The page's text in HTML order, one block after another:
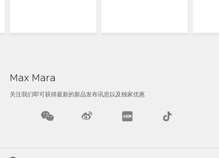
Max Mara
关注我们即可获得最新的新品发布讯息以及独家优惠